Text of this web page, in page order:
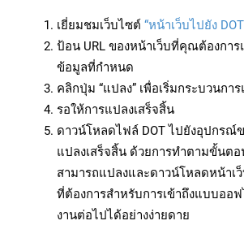
เยี่ยมชมเว็บไซต์ “หน้าเว็บไปยัง
ป้อน URL ของหน้าเว็บที่คุณต้องกา
ข้อมูลที่กำหนด
คลิกปุ่ม “แปลง” เพื่อเริ่มกระบวนกา
รอให้การแปลงเสร็จสิ้น
ดาวน์โหลดไฟล์ DOT ไปยังอุปกรณ์
แปลงเสร็จสิ้น ด้วยการทำตามขั้นต
สามารถแปลงและดาวน์โหลดหน้าเ
ที่ต้องการสำหรับการเข้าถึงแบบออ
งานต่อไปได้อย่างง่ายดาย